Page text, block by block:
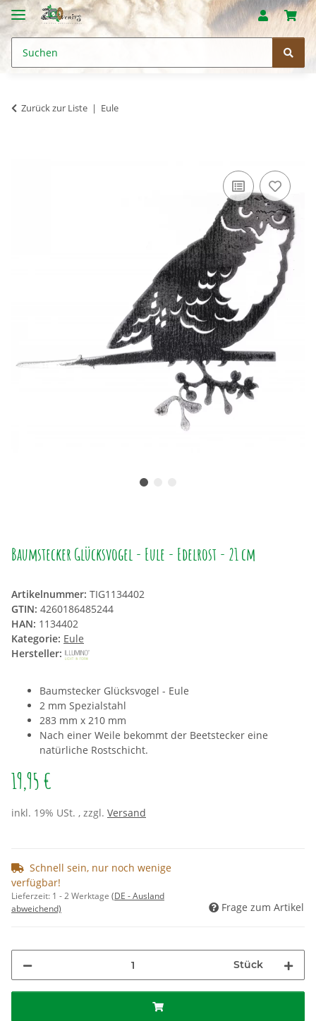
Zurück zur Liste Eule
Baumstecker Glücksvogel - Eule - Edelrost - 21 cm
Artikelnummer: TIG1134402
GTIN: 4260186485244
HAN: 1134402
Kategorie: Eule
Hersteller:
Baumstecker Glücksvogel - Eule
2 mm Spezialstahl
283 mm x 210 mm
Nach einer Weile bekommt der Beetstecker eine
natürliche Rostschicht.
19,95 €
inkl. 19% USt. , zzgl. Versand
Schnell sein, nur noch wenige
verfügbar!
Lieferzeit: 1 - 2 Werktage (DE - Ausland
abweichend)
Frage zum Artikel
Stück